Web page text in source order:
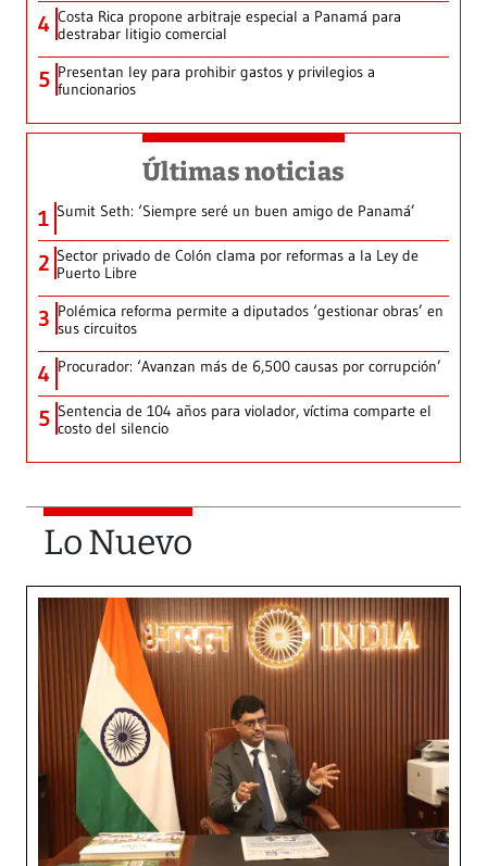
4 Costa Rica propone arbitraje especial a Panamá para
destrabar litigio comercial
5 Presentan ley para prohibir gastos y privilegios a
funcionarios
Últimas noticias
1 Sumit Seth: ‘Siempre seré un buen amigo de Panamá’
2 Sector privado de Colón clama por reformas a la Ley de
Puerto Libre
3 Polémica reforma permite a diputados ‘gestionar obras’ en
sus circuitos
4 Procurador: ‘Avanzan más de 6,500 causas por corrupción’
5 Sentencia de 104 años para violador, víctima comparte el
costo del silencio
Lo Nuevo